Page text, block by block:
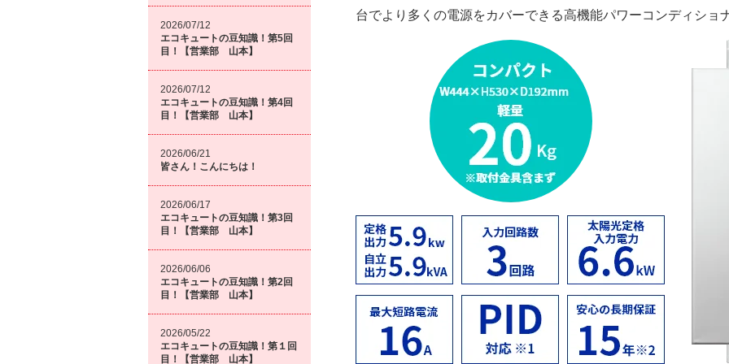
2026/07/12
エコキュートの豆知識！第5回
目！【営業部 山本】
2026/07/12
エコキュートの豆知識！第4回
目！【営業部 山本】
2026/06/21
皆さん！こんにちは！
2026/06/17
エコキュートの豆知識！第3回
目！【営業部 山本】
2026/06/06
エコキュートの豆知識！第2回
目！【営業部 山本】
2026/05/22
エコキュートの豆知識！第１回
目！【営業部 山本】
台でより多くの電源をカバーできる高機能パワーコンディショ